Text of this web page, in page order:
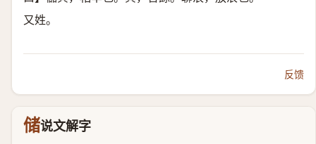
又姓。
反馈
储说文解字